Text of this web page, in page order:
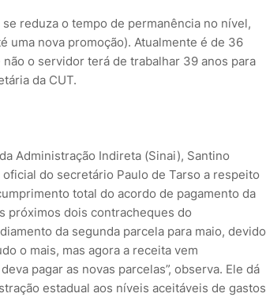
reduza o tempo de permanência no nível,
uma nova promoção). Atualmente é de 36
o servidor terá de trabalhar 39 anos para
da CUT.
Administração Indireta (Sinai), Santino
do secretário Paulo de Tarso a respeito
total do acordo de pagamento da
próximos dois contracheques do
da segunda parcela para maio, devido
o mais, mas agora a receita vem
pagar as novas parcelas”, observa. Ele dá
estadual aos níveis aceitáveis de gastos